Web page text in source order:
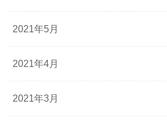
2021年5月
2021年4月
2021年3月